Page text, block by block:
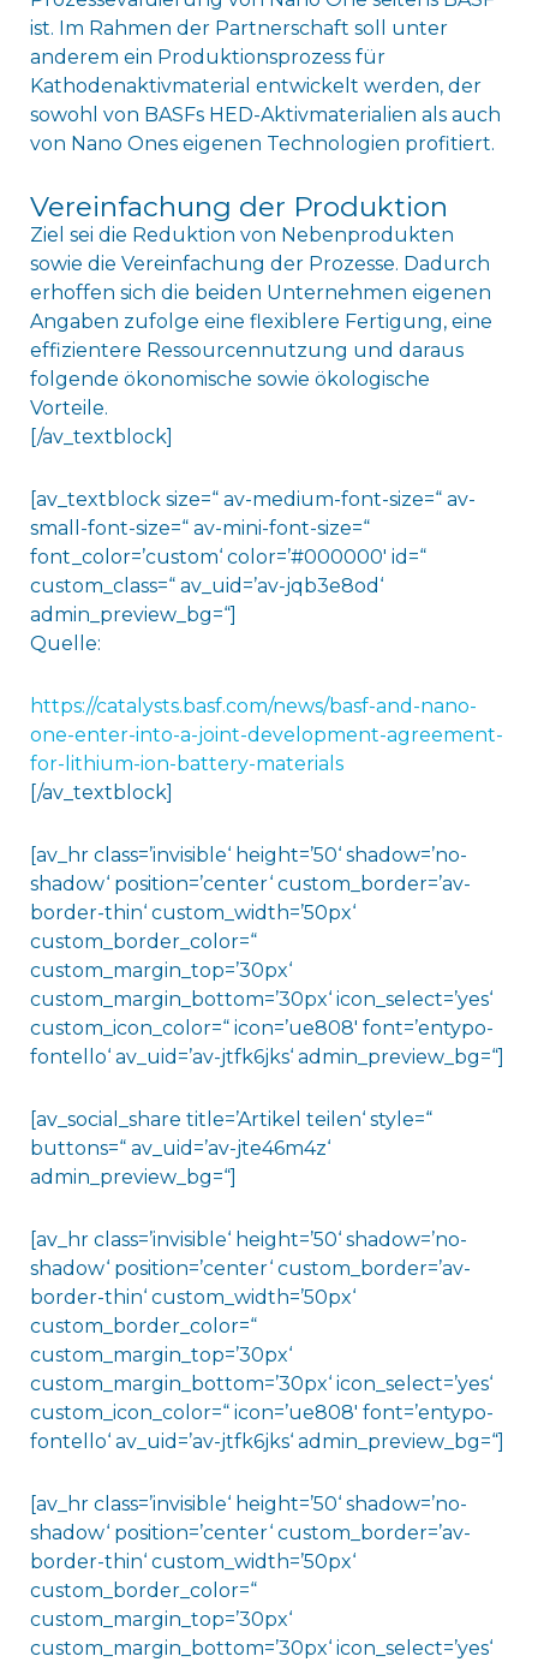
ist. Im Rahmen der Partnerschaft soll unter
anderem ein Produktionsprozess für
Kathodenaktivmaterial entwickelt werden, der
sowohl von BASFs HED-Aktivmaterialien als auch
von Nano Ones eigenen Technologien profitiert.
Vereinfachung der Produktion
Ziel sei die Reduktion von Nebenprodukten
sowie die Vereinfachung der Prozesse. Dadurch
erhoffen sich die beiden Unternehmen eigenen
Angaben zufolge eine flexiblere Fertigung, eine
effizientere Ressourcennutzung und daraus
folgende ökonomische sowie ökologische
Vorteile.
[/av_textblock]
[av_textblock size=“ av-medium-font-size=“ av-
small-font-size=“ av-mini-font-size=“
font_color=’custom‘ color=’#000000′ id=“
custom_class=“ av_uid=’av-jqb3e8od‘
admin_preview_bg=“]
Quelle:
https://catalysts.basf.com/news/basf-and-nano-
one-enter-into-a-joint-development-agreement-
for-lithium-ion-battery-materials
[/av_textblock]
[av_hr class=’invisible‘ height=’50‘ shadow=’no-
shadow‘ position=’center‘ custom_border=’av-
border-thin‘ custom_width=’50px‘
custom_border_color=“
custom_margin_top=’30px‘
custom_margin_bottom=’30px‘ icon_select=’yes‘
custom_icon_color=“ icon=’ue808′ font=’entypo-
fontello‘ av_uid=’av-jtfk6jks‘ admin_preview_bg=“]
[av_social_share title=’Artikel teilen‘ style=“
buttons=“ av_uid=’av-jte46m4z‘
admin_preview_bg=“]
[av_hr class=’invisible‘ height=’50‘ shadow=’no-
shadow‘ position=’center‘ custom_border=’av-
border-thin‘ custom_width=’50px‘
custom_border_color=“
custom_margin_top=’30px‘
custom_margin_bottom=’30px‘ icon_select=’yes‘
custom_icon_color=“ icon=’ue808′ font=’entypo-
fontello‘ av_uid=’av-jtfk6jks‘ admin_preview_bg=“]
[av_hr class=’invisible‘ height=’50‘ shadow=’no-
shadow‘ position=’center‘ custom_border=’av-
border-thin‘ custom_width=’50px‘
custom_border_color=“
custom_margin_top=’30px‘
custom_margin_bottom=’30px‘ icon_select=’yes‘